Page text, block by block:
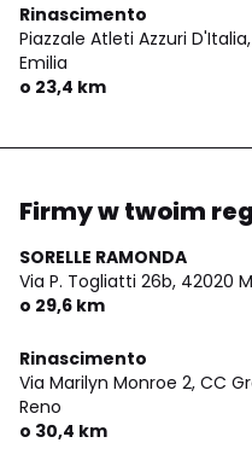
Rinascimento
Piazzale Atleti Azzuri
Emilia
o 23,4 km
Firmy w twoim
SORELLE RAMONDA
Via P. Togliatti 26b, 42020
o 29,6 km
Rinascimento
Via Marilyn Monroe 2, CC
Reno
o 30,4 km